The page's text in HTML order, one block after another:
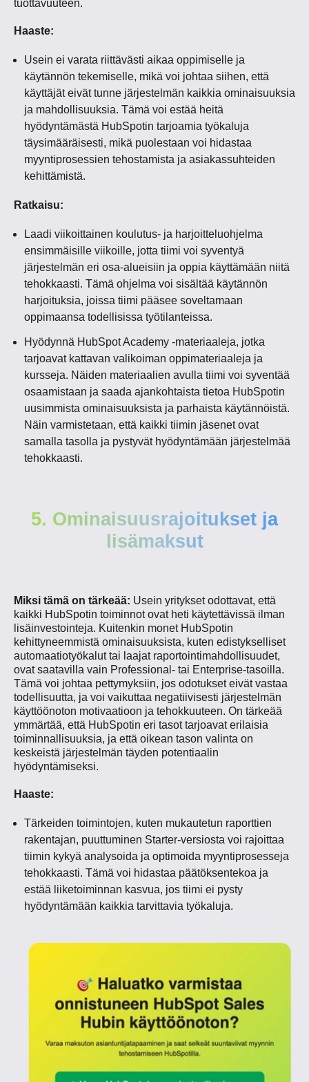
tuottavuuteen.
Haaste:
Usein ei varata riittävästi aikaa oppimiselle ja
käytännön tekemiselle, mikä voi johtaa siihen, että
käyttäjät eivät tunne järjestelmän kaikkia ominaisuuksia
ja mahdollisuuksia. Tämä voi estää heitä
hyödyntämästä HubSpotin tarjoamia työkaluja
täysimääräisesti, mikä puolestaan voi hidastaa
myyntiprosessien tehostamista ja asiakassuhteiden
kehittämistä.
Ratkaisu:
Laadi viikoittainen koulutus- ja harjoitteluohjelma
ensimmäisille viikoille, jotta tiimi voi syventyä
järjestelmän eri osa-alueisiin ja oppia käyttämään niitä
tehokkaasti. Tämä ohjelma voi sisältää käytännön
harjoituksia, joissa tiimi pääsee soveltamaan
oppimaansa todellisissa työtilanteissa.
Hyödynnä HubSpot Academy -materiaaleja, jotka
tarjoavat kattavan valikoiman oppimateriaaleja ja
kursseja. Näiden materiaalien avulla tiimi voi syventää
osaamistaan ja saada ajankohtaista tietoa HubSpotin
uusimmista ominaisuuksista ja parhaista käytännöistä.
Näin varmistetaan, että kaikki tiimin jäsenet ovat
samalla tasolla ja pystyvät hyödyntämään järjestelmää
tehokkaasti.
5. Ominaisuusrajoitukset ja
lisämaksut
Miksi tämä on tärkeää: Usein yritykset odottavat, että
kaikki HubSpotin toiminnot ovat heti käytettävissä ilman
lisäinvestointeja. Kuitenkin monet HubSpotin
kehittyneemmistä ominaisuuksista, kuten edistykselliset
automaatiotyökalut tai laajat raportointimahdollisuudet,
ovat saatavilla vain Professional- tai Enterprise-tasoilla.
Tämä voi johtaa pettymyksiin, jos odotukset eivät vastaa
todellisuutta, ja voi vaikuttaa negatiivisesti järjestelmän
käyttöönoton motivaatioon ja tehokkuuteen. On tärkeää
ymmärtää, että HubSpotin eri tasot tarjoavat erilaisia
toiminnallisuuksia, ja että oikean tason valinta on
keskeistä järjestelmän täyden potentiaalin
hyödyntämiseksi.
Haaste:
Tärkeiden toimintojen, kuten mukautetun raporttien
rakentajan, puuttuminen Starter-versiosta voi rajoittaa
tiimin kykyä analysoida ja optimoida myyntiprosesseja
tehokkaasti. Tämä voi hidastaa päätöksentekoa ja
estää liiketoiminnan kasvua, jos tiimi ei pysty
hyödyntämään kaikkia tarvittavia työkaluja.